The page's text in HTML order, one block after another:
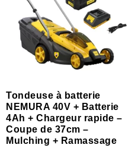
Tondeuse à batterie
NEMURA 40V + Batterie
4Ah + Chargeur rapide –
Coupe de 37cm –
Mulching + Ramassage